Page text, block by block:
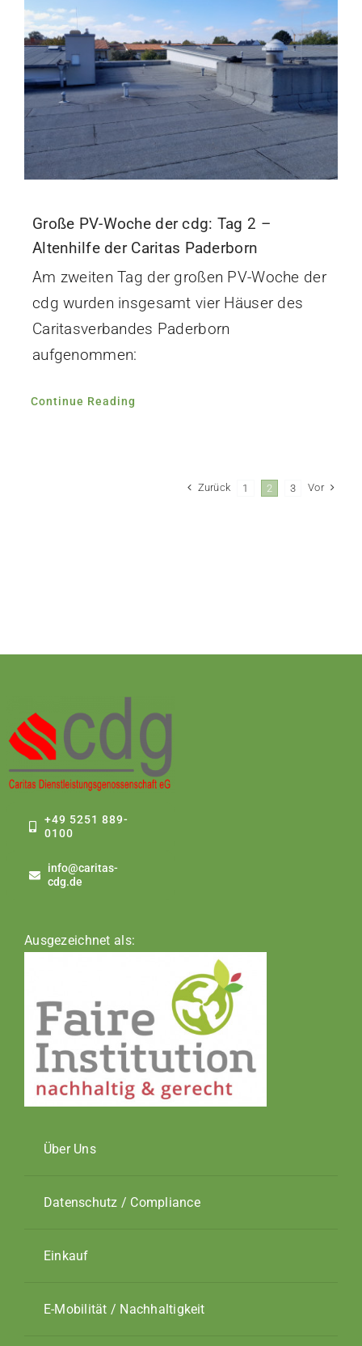
Große PV-Woche der cdg: Tag 2 –
Altenhilfe der Caritas Paderborn
Am zweiten Tag der großen PV-Woche der
cdg wurden insgesamt vier Häuser des
Caritasverbandes Paderborn
aufgenommen:
Continue Reading
Zurück 1 2 3 Vor
+49 5251 889-
0100
info@caritas-
cdg.de
Ausgezeichnet als:
Über Uns
Datenschutz / Compliance
Einkauf
E-Mobilität / Nachhaltigkeit